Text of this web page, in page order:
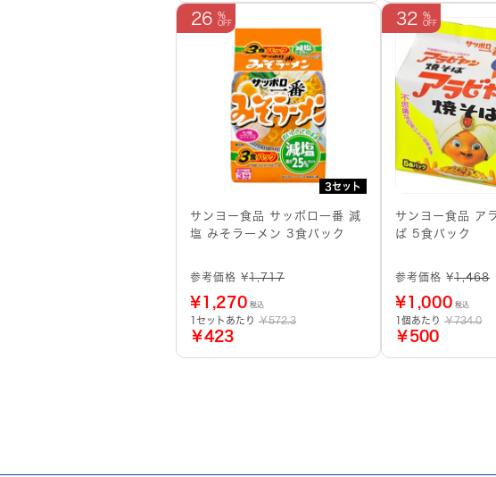
3セット
26
サンヨー食品 サッポロ一番 減
塩 みそラーメン 3食パック
参考価格 ¥1,717
¥1,270 税込
1セットあたり ￥572.3
￥423
32
サンヨー食品 ア
ば 5食パック
参考価格 ¥1,468
¥1,000 税込
1個あたり ￥734.0
￥500